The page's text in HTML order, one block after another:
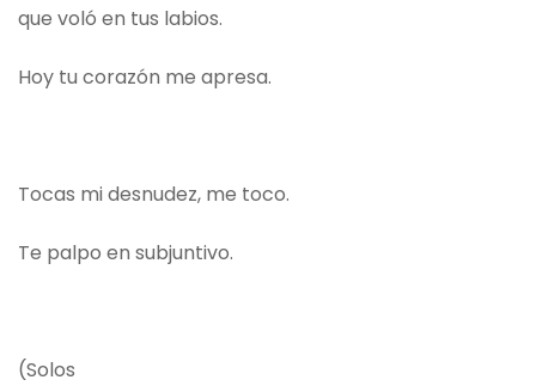
que voló en tus labios.
Hoy tu corazón me apresa.
Tocas mi desnudez, me toco.
Te palpo en subjuntivo.
(Solos